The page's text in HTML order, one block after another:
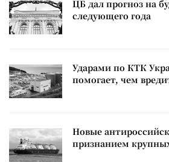
ЦБ дал прогноз на
следующего года
Ударами по КТК
помогает, чем
Новые
признанием